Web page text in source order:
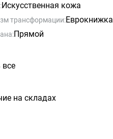
Искусственная кожа
трансформации:Еврокнижка
Прямой
на складах